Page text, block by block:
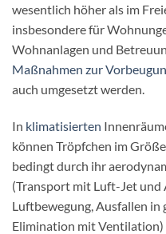
wesentlich höher als im
insbesondere für
Wohnanlagen und
Maßnahmen zur
auch umgesetzt werden.
In klimatisierten
können Tröpfchen im
bedingt durch ihr
(Transport mit Luft-Jet
Luftbewegung, Ausfallen
Elimination mit Ventilation)